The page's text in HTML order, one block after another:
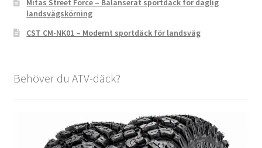
Mitas Street Force – Balanserat sportdäck för daglig
landsvägskörning
CST CM-NK01 – Modernt sportdäck för landsväg
Behöver du ATV-däck?